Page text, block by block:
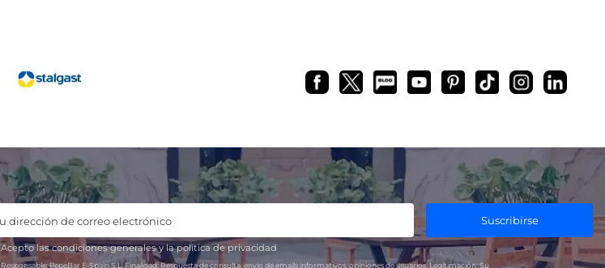
Suscribirse
Acepto lascondiciones generalesy lapolítica de privacidad
Responsable:PepeBar E-Spain S.L.Finalidad:Respuesta de consulta, envío de emails informativos, opiniones de usuarios. Legitimación:Su